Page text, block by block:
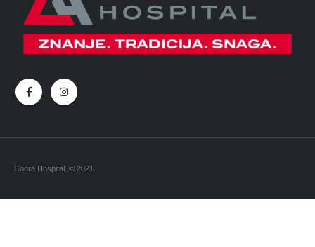
Codra Hospital. © 2021.